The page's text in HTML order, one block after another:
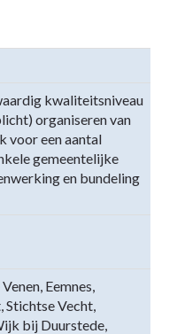
kwaliteitsniveau
organiseren van
voor een aantal
gemeentelijke
en bundeling
Eemnes,
Stichtse Vecht,
bij Duurstede,